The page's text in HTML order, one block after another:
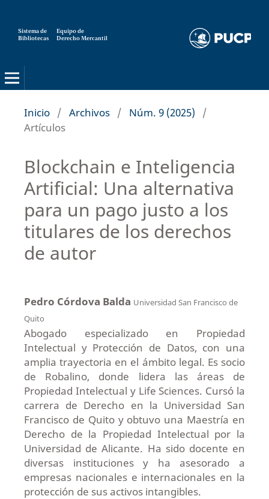
Sistema de
Bibliotecas
Equipo de
Derecho Mercantil
Inicio / Archivos / Núm. 9 (2025)
/
Artículos
Blockchain e Inteligencia
Artificial: Una alternativa
para un pago justo a los
titulares de los derechos
de autor
Pedro Córdova Balda Universidad San Francisco de
Quito
Abogado especializado en Propiedad
Intelectual y Protección de Datos, con una
amplia trayectoria en el ámbito legal. Es socio
de Robalino, donde lidera las áreas de
Propiedad Intelectual y Life Sciences. Cursó la
carrera de Derecho en la Universidad San
Francisco de Quito y obtuvo una Maestría en
Derecho de la Propiedad Intelectual por la
Universidad de Alicante. Ha sido docente en
diversas instituciones y ha asesorado a
empresas nacionales e internacionales en la
protección de sus activos intangibles.